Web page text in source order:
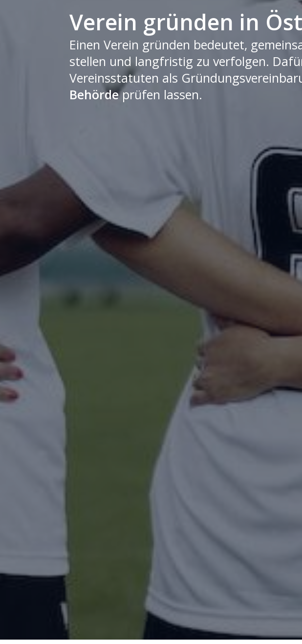
Verein gründen in
Einen Verein gründen bedeutet,
stellen und langfristig zu verfolgen.
Vereinsstatuten als
Behördeprüfen lassen.